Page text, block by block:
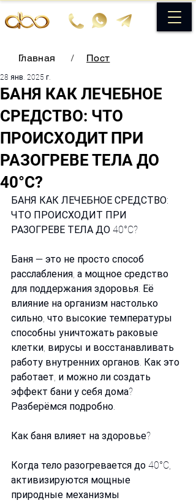
Главная / Пост
БАНЯ КАК ЛЕЧЕБНОЕ
СРЕДСТВО: ЧТО
ПРОИСХОДИТ ПРИ
РАЗОГРЕВЕ ТЕЛА ДО
40°C?
28 янв. 2025 г.
БАНЯ КАК ЛЕЧЕБНОЕ СРЕДСТВО:
ЧТО ПРОИСХОДИТ ПРИ
РАЗОГРЕВЕ ТЕЛА ДО 40°C?
Баня — это не просто способ
расслабления, а мощное средство
для поддержания здоровья. Её
влияние на организм настолько
сильно, что высокие температуры
способны уничтожать раковые
клетки, вирусы и восстанавливать
работу внутренних органов. Как это
работает, и можно ли создать
эффект бани у себя дома?
Разберёмся подробно.
Как баня влияет на здоровье?
Когда тело разогревается до 40°C,
активизируются мощные
природные механизмы